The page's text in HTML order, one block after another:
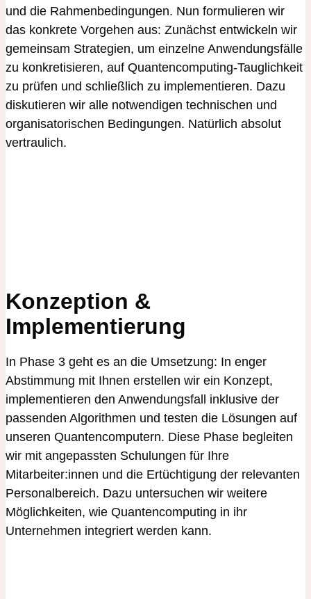
und die Rahmenbedingungen. Nun formulieren wir
das konkrete Vorgehen aus: Zunächst entwickeln wir
gemeinsam Strategien, um einzelne Anwendungsfälle
zu konkretisieren, auf Quantencomputing-Tauglichkeit
zu prüfen und schließlich zu implementieren. Dazu
diskutieren wir alle notwendigen technischen und
organisatorischen Bedingungen. Natürlich absolut
vertraulich.
Konzeption &
Implementierung
In Phase 3 geht es an die Umsetzung: In enger
Abstimmung mit Ihnen erstellen wir ein Konzept,
implementieren den Anwendungsfall inklusive der
passenden Algorithmen und testen die Lösungen auf
unseren Quantencomputern. Diese Phase begleiten
wir mit angepassten Schulungen für Ihre
Mitarbeiter:innen und die Ertüchtigung der relevanten
Personalbereich. Dazu untersuchen wir weitere
Möglichkeiten, wie Quantencomputing in ihr
Unternehmen integriert werden kann.